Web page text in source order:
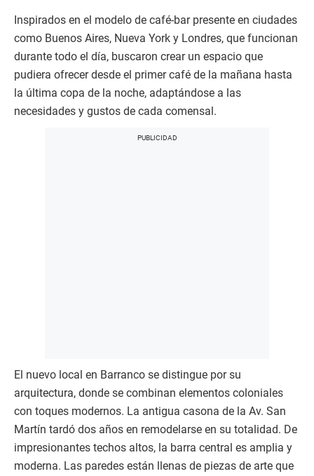
Inspirados en el modelo de café-bar presente en ciudades
como Buenos Aires, Nueva York y Londres, que funcionan
durante todo el día, buscaron crear un espacio que
pudiera ofrecer desde el primer café de la mañana hasta
la última copa de la noche, adaptándose a las
necesidades y gustos de cada comensal.
El nuevo local en Barranco se distingue por su
arquitectura, donde se combinan elementos coloniales
con toques modernos. La antigua casona de la Av. San
Martín tardó dos años en remodelarse en su totalidad. De
impresionantes techos altos, la barra central es amplia y
moderna. Las paredes están llenas de piezas de arte que